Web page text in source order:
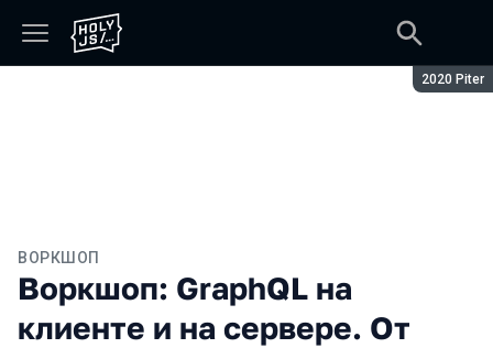
Сезон:
2020 Piter
ВОРКШОП
Воркшоп: GraphQL на
клиенте и на сервере. От